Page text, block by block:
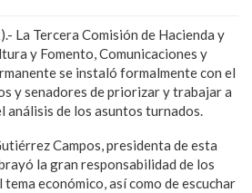
La Tercera Comisión de Hacienda y
y Fomento, Comunicaciones y
se instaló formalmente con el
y senadores de priorizar y trabajar a
análisis de los asuntos turnados.
Campos, presidenta de esta
la gran responsabilidad de los
económico, así como de escuchar